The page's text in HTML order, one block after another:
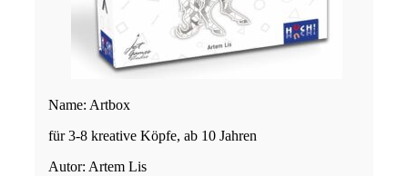
Name: Artbox
für 3-8 kreative Köpfe, ab 10 Jahren
Autor: Artem Lis